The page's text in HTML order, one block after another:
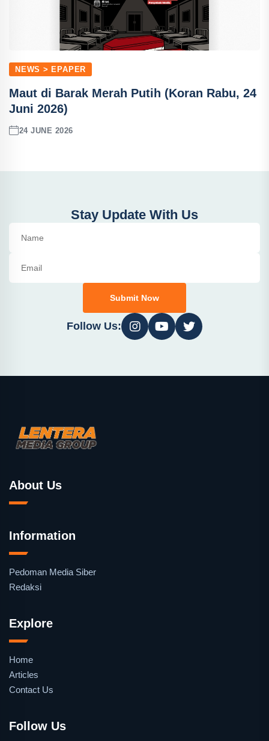
NEWS > EPAPER
Maut di Barak Merah Putih (Koran Rabu, 24
Juni 2026)
24 JUNE 2026
Stay Update With Us
Submit Now
Follow Us:
About Us
Information
Pedoman Media Siber
Redaksi
Explore
Home
Articles
Contact Us
Follow Us